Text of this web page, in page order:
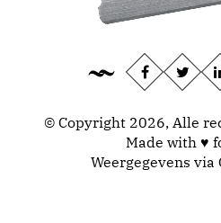
© Copyright 2026, Alle
Made with ♥
Weergegevens via